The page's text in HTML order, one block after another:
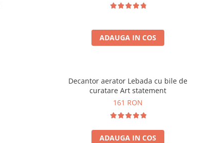
ADAUGA IN COS
Decantor aerator Lebada cu bile de
curatare Art statement
161 RON
ADAUGA IN COS